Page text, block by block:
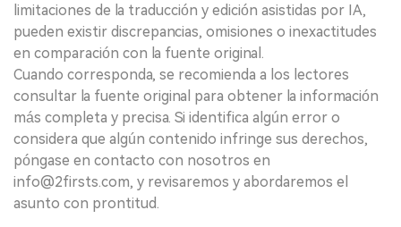
limitaciones de la traducción y edición asistidas por IA,
pueden existir discrepancias, omisiones o inexactitudes
en comparación con la fuente original.
Cuando corresponda, se recomienda a los lectores
consultar la fuente original para obtener la información
más completa y precisa. Si identifica algún error o
considera que algún contenido infringe sus derechos,
póngase en contacto con nosotros en
info@2firsts.com, y revisaremos y abordaremos el
asunto con prontitud.